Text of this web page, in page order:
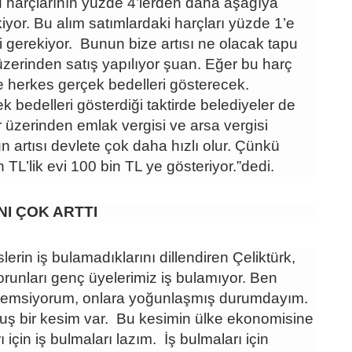
Bu alım satımlardaki harçları yüzde 1’e
Bunun bize artısı ne olacak tapu
satış yapılıyor şuan. Eğer bu harç
herkes gerçek bedelleri gösterecek.
bedelleri gösterdiği taktirde belediyeler de
üzerinden emlak vergisi ve arsa vergisi
artısı devlete çok daha hızlı olur. Çünkü
evi 100 bin TL ye gösteriyor.”dedi.
ÇOK ARTTI
iş bulamadıklarını dillendiren Çeliktürk,
genç üyelerimiz iş bulamıyor. Ben
onlara yoğunlaşmış durumdayım.
bir kesim var. Bu kesimin ülke ekonomisine
için iş bulmaları lazım. İş bulmaları için